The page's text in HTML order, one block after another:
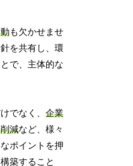
も欠かせませ
を共有し、環
で、主体的な
でなく、企業
減など、様々
ポイントを押
築すること